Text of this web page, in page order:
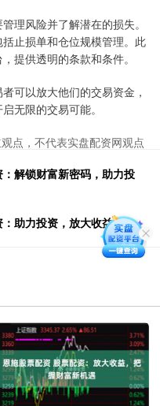
理风险并了解潜在的损失。
止损单和仓位规模管理。此
提供透明的条款和条件。
可以放大他们的交易资金，
无限的交易可能。
点，不代表实盘配资网观点
解锁财富新密码，助力投
助力投资，放大收益